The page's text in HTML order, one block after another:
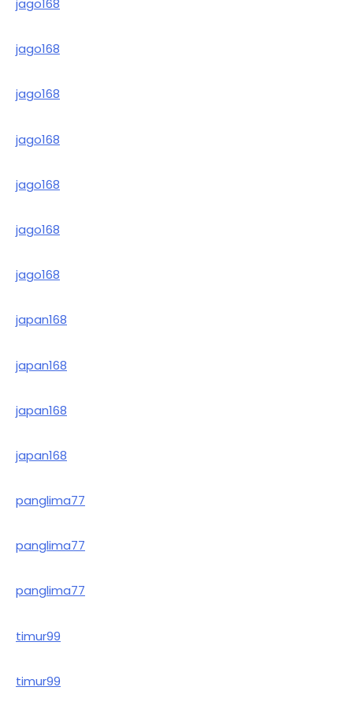
jago168
jago168
jago168
jago168
jago168
jago168
jago168
japan168
japan168
japan168
japan168
panglima77
panglima77
panglima77
timur99
timur99